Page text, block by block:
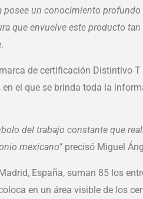
un conocimiento
que envuelve este producto
de certificación Distintivo
en el que se brinda toda la
del trabajo constante que
mexicano” precisó Miguel
España, suman 85 los
en un área visible de los